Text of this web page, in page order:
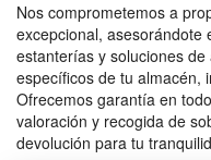
Nos comprometemos a
excepcional, asesorándote
estanterías y soluciones
específicos de tu almacén,
Ofrecemos garantía en
valoración y recogida de
devolución para tu